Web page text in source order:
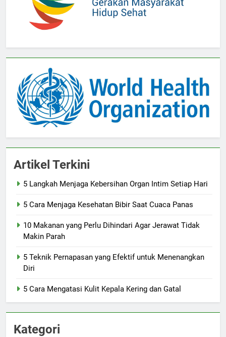
Artikel Terkini
5 Langkah Menjaga Kebersihan Organ Intim Setiap Hari
5 Cara Menjaga Kesehatan Bibir Saat Cuaca Panas
10 Makanan yang Perlu Dihindari Agar Jerawat Tidak
Makin Parah
5 Teknik Pernapasan yang Efektif untuk Menenangkan
Diri
5 Cara Mengatasi Kulit Kepala Kering dan Gatal
Kategori